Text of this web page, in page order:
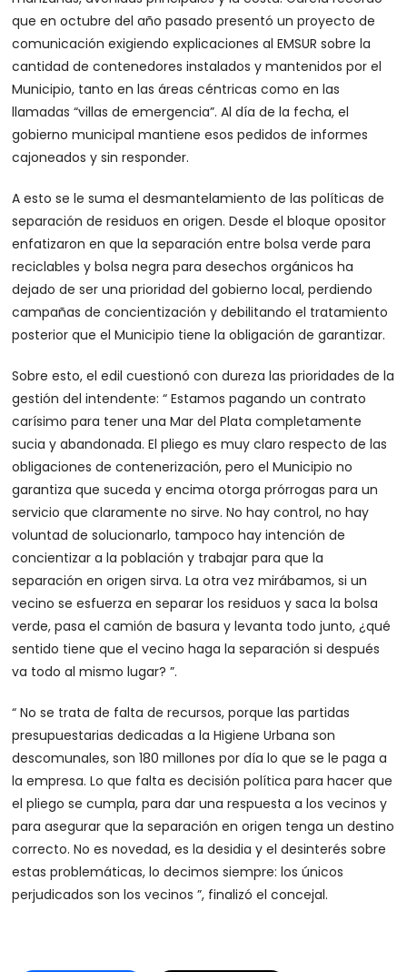
que en octubre del año pasado presentó un proyecto de
comunicación exigiendo explicaciones al EMSUR sobre la
cantidad de contenedores instalados y mantenidos por el
Municipio, tanto en las áreas céntricas como en las
llamadas “villas de emergencia”. Al día de la fecha, el
gobierno municipal mantiene esos pedidos de informes
cajoneados y sin responder.
A esto se le suma el desmantelamiento de las políticas de
separación de residuos en origen. Desde el bloque opositor
enfatizaron en que la separación entre bolsa verde para
reciclables y bolsa negra para desechos orgánicos ha
dejado de ser una prioridad del gobierno local, perdiendo
campañas de concientización y debilitando el tratamiento
posterior que el Municipio tiene la obligación de garantizar.
Sobre esto, el edil cuestionó con dureza las prioridades de la
gestión del intendente: “ Estamos pagando un contrato
carísimo para tener una Mar del Plata completamente
sucia y abandonada. El pliego es muy claro respecto de las
obligaciones de contenerización, pero el Municipio no
garantiza que suceda y encima otorga prórrogas para un
servicio que claramente no sirve. No hay control, no hay
voluntad de solucionarlo, tampoco hay intención de
concientizar a la población y trabajar para que la
separación en origen sirva. La otra vez mirábamos, si un
vecino se esfuerza en separar los residuos y saca la bolsa
verde, pasa el camión de basura y levanta todo junto, ¿qué
sentido tiene que el vecino haga la separación si después
va todo al mismo lugar? ”.
“ No se trata de falta de recursos, porque las partidas
presupuestarias dedicadas a la Higiene Urbana son
descomunales, son 180 millones por día lo que se le paga a
la empresa. Lo que falta es decisión política para hacer que
el pliego se cumpla, para dar una respuesta a los vecinos y
para asegurar que la separación en origen tenga un destino
correcto. No es novedad, es la desidia y el desinterés sobre
estas problemáticas, lo decimos siempre: los únicos
perjudicados son los vecinos ”, finalizó el concejal.